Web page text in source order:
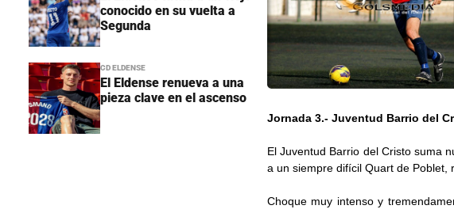
conocido en su vuelta a
Segunda
CD ELDENSE
El Eldense renueva a una
pieza clave en el ascenso
Jornada 3.- Juventud Barrio del
El Juventud Barrio del Cristo suma
a un siempre difícil Quart de Poblet,
Choque muy intenso y